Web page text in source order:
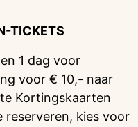
TICKETS
1 dag voor
voor € 10,- naar
Kortingskaarten
reserveren, kies voor